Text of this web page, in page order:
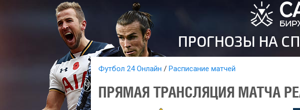
Футбол 24 Онлайн Расписание матчей
ПРЯМАЯ ТРАНСЛЯЦИЯ МАТЧА